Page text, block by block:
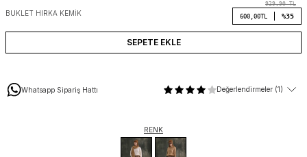
BUKLET HIRKA KEMIK
929,90TL
600,00TL %35
SEPETE EKLE
Whatsapp Sipariş Hattı Değerlendirmeler (1)
RENK